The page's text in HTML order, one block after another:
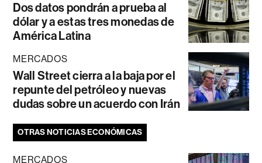
Dos datos pondrán a prueba al
dólar y a estas tres monedas de
América Latina
MERCADOS
Wall Street cierra a la baja por el
repunte del petróleo y nuevas
dudas sobre un acuerdo con Irán
OTRAS NOTICIAS ECONÓMICAS
MERCADOS